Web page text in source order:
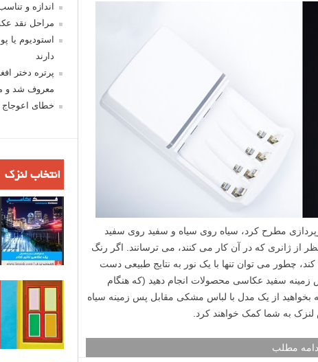
مطرح کرد، سیاه روی سیاه و سفید روی سفید
از ژانری که در آن کار می کنند، می ترسانند. اگر رنگ
چطور می توان تنها با یک نور به نتایج طبیعی دست
سفید عکاسی محصولات انجام دهید (که هنگام
از یک مدل با لباس مشکی مقابل پس زمینه سیاه
به شما کمک خواهند کرد.
مطلب
اندازه و
مراحل نقد
استودیوم
دارند
پرتره دختر
معروف شد و
خطای اعوجاج
انتخاب لنزک